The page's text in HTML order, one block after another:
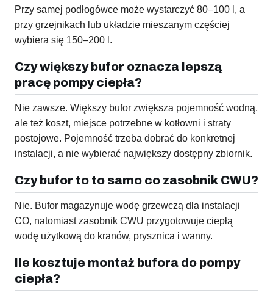
Przy samej podłogówce może wystarczyć 80–100 l, a
przy grzejnikach lub układzie mieszanym częściej
wybiera się 150–200 l.
Czy większy bufor oznacza lepszą
pracę pompy ciepła?
Nie zawsze. Większy bufor zwiększa pojemność wodną,
ale też koszt, miejsce potrzebne w kotłowni i straty
postojowe. Pojemność trzeba dobrać do konkretnej
instalacji, a nie wybierać największy dostępny zbiornik.
Czy bufor to to samo co zasobnik CWU?
Nie. Bufor magazynuje wodę grzewczą dla instalacji
CO, natomiast zasobnik CWU przygotowuje ciepłą
wodę użytkową do kranów, prysznica i wanny.
Ile kosztuje montaż bufora do pompy
ciepła?